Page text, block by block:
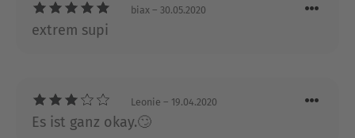
ist heute hauptberuflich als Autorin tätig und lebt
in Hamburg und England.
biax – 30.05.2020
extrem supi
Leonie – 19.04.2020
Es ist ganz okay.🙄